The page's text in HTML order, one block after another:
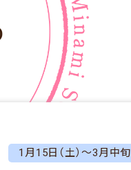
1月15日（土）～3月中旬